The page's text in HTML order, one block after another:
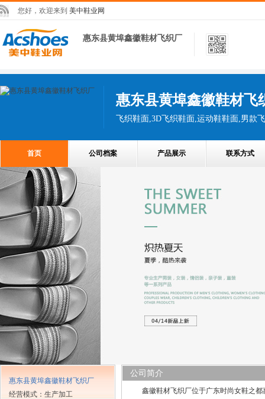
您好，欢迎来到 美中鞋业网
惠东县黄埠鑫徽鞋材飞织厂
惠东县黄埠鑫徽鞋材飞
飞织鞋面,3D飞织鞋面,运动鞋鞋面,男款
首页 公司档案 产品展示 联系方式
惠东县黄埠鑫徽鞋材飞织厂
经营模式：生产加工
公司简介
鑫徽鞋材飞织厂位于广东时尚女鞋之